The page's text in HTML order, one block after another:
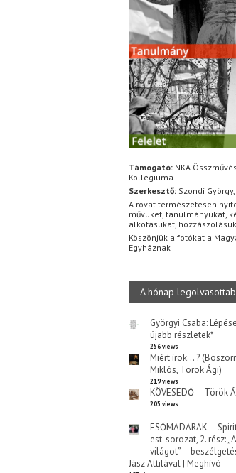
Támogató: NKA
Kollégiuma
Szerkesztő: Szondi
A rovat természetesen
művüket, tanulmányukat,
alkotásukat,
Köszönjük a fotókat a
Egyháznak
A hónap
Györgyi Csaba:
újabb részletek*
256 views
Miért írok… ?
Miklós, Török Ági)
219 views
KÖVESEDŐ – Török
205 views
ESŐMADARAK –
est-sorozat, 2. rész:
világot” –
Jász Attilával | Meghívó